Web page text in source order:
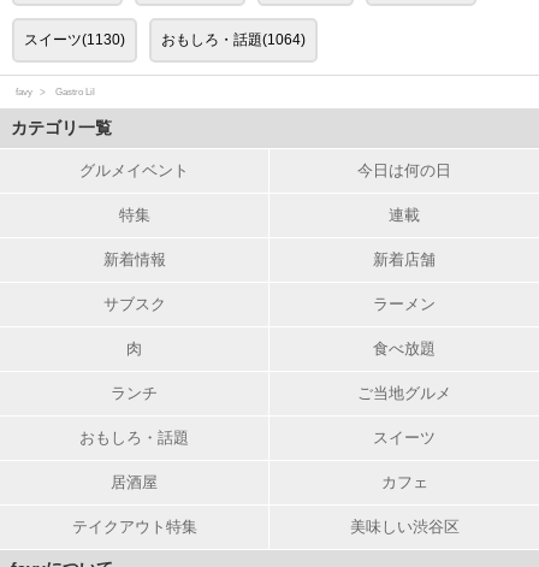
スイーツ(1130) おもしろ・話題(1064)
favy Gastro Lil
カテゴリ一覧
グルメイベント 今日は何の日
特集 連載
新着情報 新着店舗
サブスク ラーメン
肉 食べ放題
ランチ ご当地グルメ
おもしろ・話題 スイーツ
居酒屋 カフェ
テイクアウト特集 美味しい渋谷区